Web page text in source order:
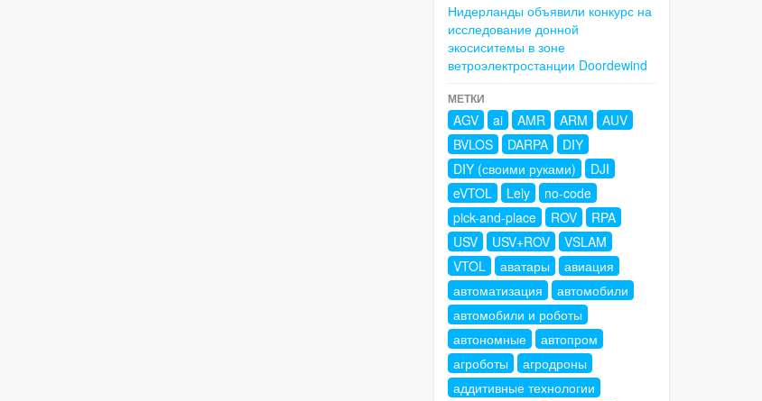
Нидерланды объявили конкурс на
исследование донной
экосиситемы в зоне
ветроэлектростанции Doordewind
МЕТКИ
AGV ai AMR ARM
AUV
BVLOS
DARPA
DIY
DIY (своими руками)
DJI
eVTOL
Lely
no-code
pick-and-place
ROV
RPA
USV
USV+ROV
VSLAM
VTOL
аватары
авиация
автоматизация
автомобили
автомобили и роботы
автономные
автопром
агроботы
агродроны
аддитивные технологии